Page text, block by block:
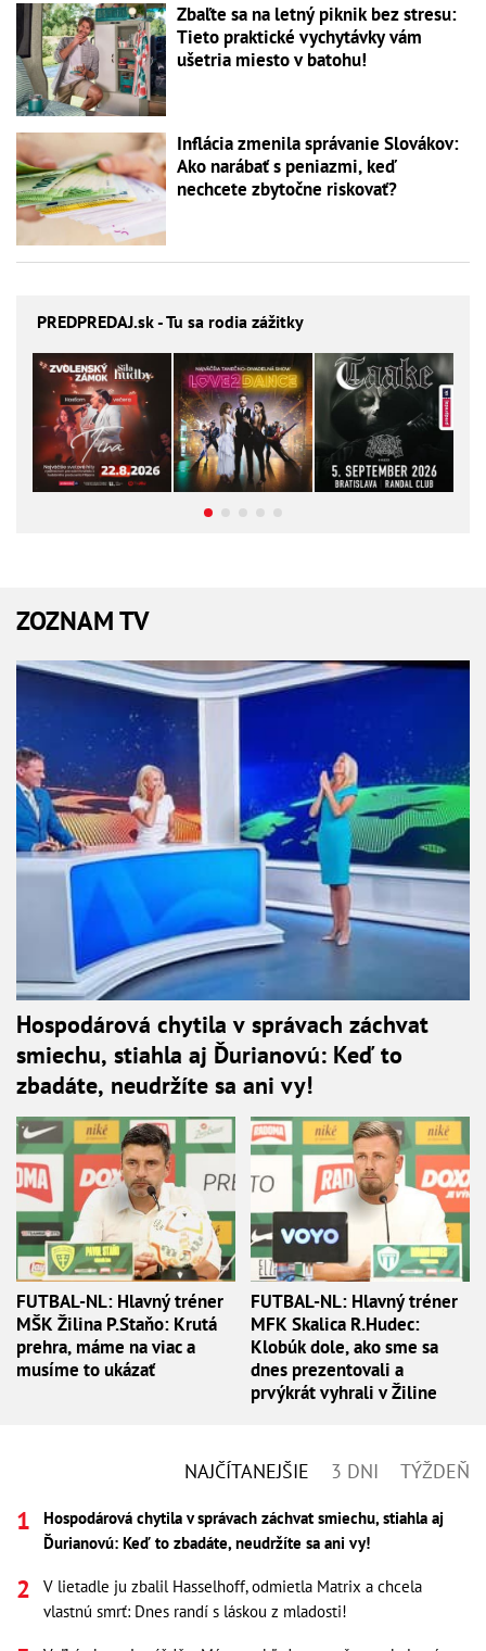
Zbaľte sa na letný piknik bez stresu:
Tieto praktické vychytávky vám
ušetria miesto v batohu!
Inflácia zmenila správanie Slovákov:
Ako narábať s peniazmi, keď
nechcete zbytočne riskovať?
PREDPREDAJ.sk - Tu sa rodia zážitky
ZOZNAM TV
Hospodárová chytila v správach záchvat
smiechu, stiahla aj Ďurianovú: Keď to
zbadáte, neudržíte sa ani vy!
FUTBAL-NL: Hlavný tréner
MŠK Žilina P.Staňo: Krutá
prehra, máme na viac a
musíme to ukázať
FUTBAL-NL: Hlavný tréner
MFK Skalica R.Hudec:
Klobúk dole, ako sme sa
dnes prezentovali a
prvýkrát vyhrali v Žiline
NAJČÍTANEJŠIE 3 DNI TÝŽDEŇ
Hospodárová chytila v správach záchvat smiechu, stiahla aj
Ďurianovú: Keď to zbadáte, neudržíte sa ani vy!
V lietadle ju zbalil Hasselhoff, odmietla Matrix a chcela
vlastnú smrť: Dnes randí s láskou z mladosti!